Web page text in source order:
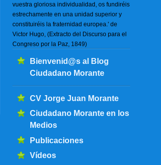
vuestra gloriosa individualidad, os fundiréis
estrechamente en una unidad superior y
constituiréis la fraternidad europea.' de
Victor Hugo, (Extracto del Discurso para el
Congreso por la Paz, 1849)
Bienvenid@s al Blog
Ciudadano Morante
CV Jorge Juan Morante
Ciudadano Morante en los
Medios
Publicaciones
Vídeos